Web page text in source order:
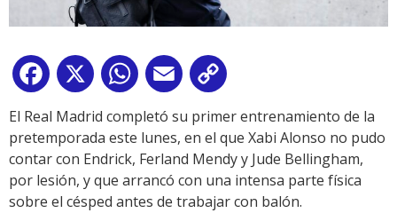
Facebook
X WhatsApp
Email
Link
El Real Madrid completó su primer entrenamiento de la
pretemporada este lunes, en el que Xabi Alonso no pudo
contar con Endrick, Ferland Mendy y Jude Bellingham,
por lesión, y que arrancó con una intensa parte física
sobre el césped antes de trabajar con balón.